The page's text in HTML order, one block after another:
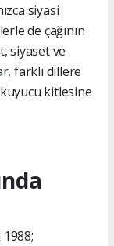
siyasi
de çağının
siyaset ve
farklı dillere
kitlesine